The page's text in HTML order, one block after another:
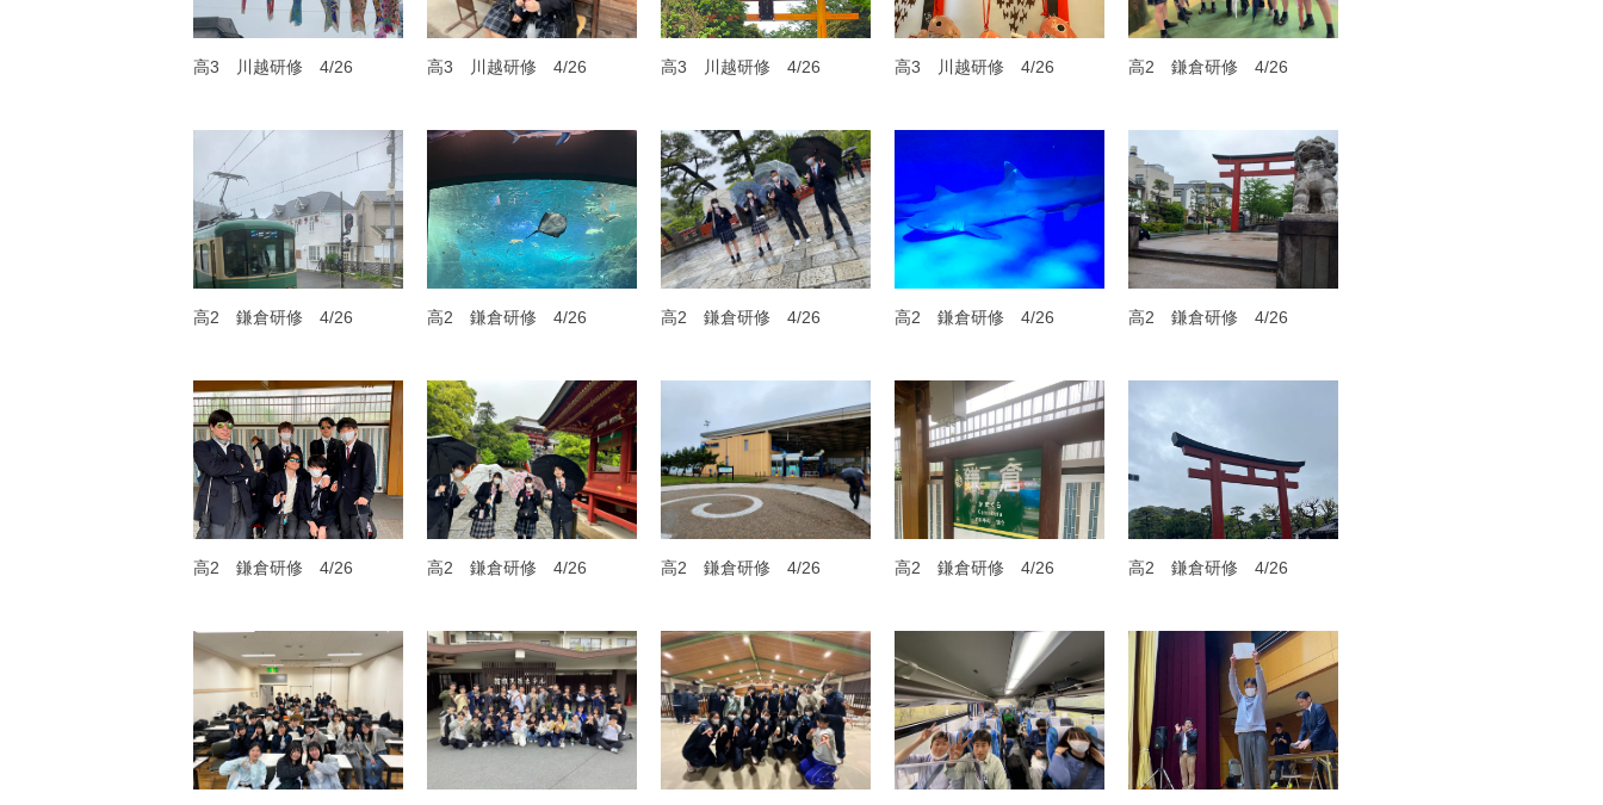
高3 川越研修 4/26 高3 川越研修 4/26 高3 川越研修 4/26 高3 川越研修 4/26 高2 鎌倉研修 4/26
高2 鎌倉研修 4/26 高2 鎌倉研修 4/26 高2 鎌倉研修 4/26 高2 鎌倉研修 4/26 高2 鎌倉研修 4/26
高2 鎌倉研修 4/26 高2 鎌倉研修 4/26 高2 鎌倉研修 4/26 高2 鎌倉研修 4/26 高2 鎌倉研修 4/26